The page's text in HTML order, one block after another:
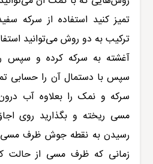
تمیز کنید استفاده از سرکه
ترکیب به دو روش می‌توانید
آغشته به سرکه کرده و سپس
سپس با دستمال آن را حسابی
سرکه و نمک را بعلاوه آب
مسی ریخته و بگذارید روی
رسیدن به نقطه جوش ظرف مسی
زمانی که ظرف مسی از حالت